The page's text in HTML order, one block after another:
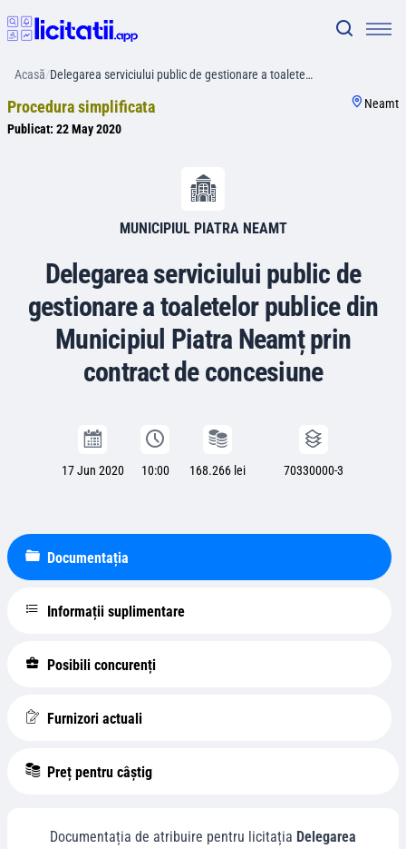
Acasă/Delegarea serviciului public de gestionare a toalete…
Procedura simplificata
Publicat: 22 May 2020
Neamt
MUNICIPIUL PIATRA NEAMT
Delegarea serviciului public de
gestionare a toaletelor publice din
Municipiul Piatra Neamț prin
contract de concesiune
17 Jun 2020 10:00 168.266 lei 70330000-3
Documentația
Informații suplimentare
Posibili concurenți
Furnizori actuali
Preț pentru câștig
Documentația de atribuire pentru licitația Delegarea